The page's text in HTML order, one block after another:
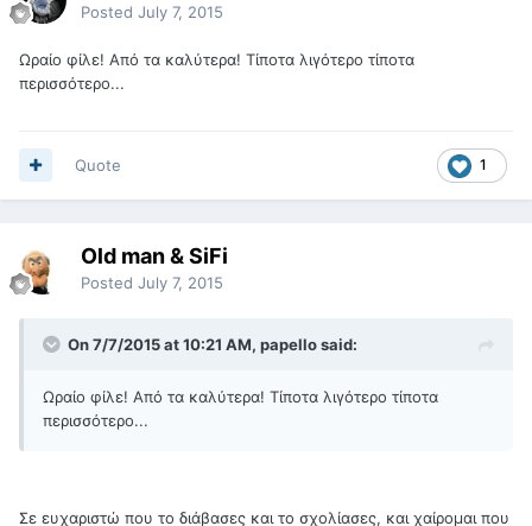
Posted July 7, 2015
Ωραίο φίλε! Από τα καλύτερα! Τίποτα λιγότερο τίποτα
περισσότερο...
1
Quote
Old man & SiFi
Posted July 7, 2015
On 7/7/2015 at 10:21 AM, papello said:
Ωραίο φίλε! Από τα καλύτερα! Τίποτα λιγότερο τίποτα
περισσότερο...
Σε ευχαριστώ που το διάβασες και το σχολίασες, και χαίρομαι που